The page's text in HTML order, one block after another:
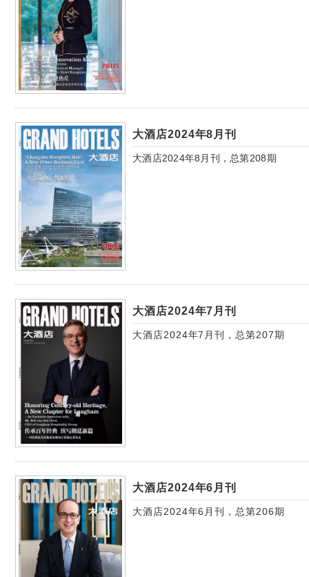
大酒店2024年8月刊
大酒店2024年8月刊，总第208期
大酒店2024年7月刊
大酒店2024年7月刊，总第207期
大酒店2024年6月刊
大酒店2024年6月刊，总第206期